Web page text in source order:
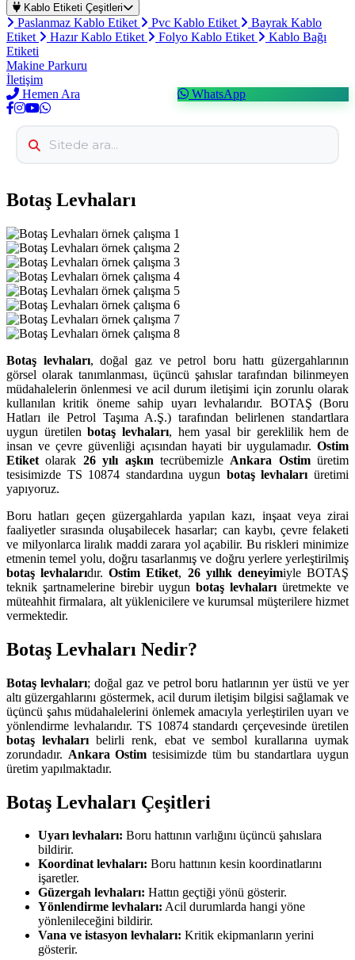
Kablo Etiketi Çeşitleri
Paslanmaz Kablo Etiket Pvc Kablo Etiket
Bayrak Kablo
Etiket
Hazır Kablo Etiket Folyo Kablo Etiket
Kablo Bağı
Etiketi
Makine Parkuru
İletişim
Hemen Ara
WhatsApp
Botaş Levhaları
Botaş levhaları, doğal gaz ve petrol boru hattı güzergahlarının
görsel olarak tanımlanması, üçüncü şahıslar tarafından bilinmeyen
müdahalelerin önlenmesi ve acil durum iletişimi için zorunlu olarak
kullanılan kritik öneme sahip uyarı levhalarıdır. BOTAŞ (Boru
Hatları ile Petrol Taşıma A.Ş.) tarafından belirlenen standartlara
uygun üretilenbotaş levhaları, hem yasal bir gereklilik hem de
insan ve çevre güvenliği açısından hayati bir uygulamadır. Ostim
Etiket olarak 26 yılı aşkın tecrübemizle Ankara Ostimüretim
tesisimizde TS 10874 standardına uygun botaş levhaları üretimi
yapıyoruz.
Boru hatları geçen güzergahlarda yapılan kazı, inşaat veya zirai
faaliyetler sırasında oluşabilecek hasarlar; can kaybı, çevre felaketi
ve milyonlarca liralık maddi zarara yol açabilir. Bu riskleri minimize
etmenin temel yolu, doğru tasarlanmış ve doğru yerlere yerleştirilmiş
botaş levhalarıdır.Ostim Etiket, 26 yıllık deneyimiyle BOTAŞ
teknik şartnamelerine birebir uygun botaş levhaları üretmekte ve
müteahhit firmalara, alt yüklenicilere ve kurumsal müşterilere hizmet
vermektedir.
Botaş Levhaları Nedir?
Botaş levhaları; doğal gaz ve petrol boru hatlarının yer üstü ve yer
altı güzergahlarını göstermek, acil durum iletişim bilgisi sağlamak ve
üçüncü şahıs müdahalelerini önlemek amacıyla yerleştirilen uyarı ve
yönlendirme levhalarıdır. TS 10874 standardı çerçevesinde üretilen
botaş levhaları belirli renk, ebat ve sembol kurallarına uymak
zorundadır. Ankara Ostim tesisimizde tüm bu standartlara uygun
üretim yapılmaktadır.
Botaş Levhaları Çeşitleri
Uyarı levhaları: Boru hattının varlığını üçüncü şahıslara
bildirir.
Koordinat levhaları: Boru hattının kesin koordinatlarını
işaretler.
Güzergah levhaları: Hattın geçtiği yönü gösterir.
Yönlendirme levhaları: Acil durumlarda hangi yöne
yönlenileceğini bildirir.
Vana ve istasyon levhaları: Kritik ekipmanların yerini
gösterir.